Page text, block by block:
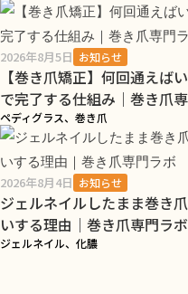
2026年8月5日 お知らせ
【巻き爪矯正】何回通えば
で完了する仕組み｜巻き爪
ペディグラス、巻き爪
2026年8月4日 お知らせ
ジェルネイルしたまま巻き
いする理由｜巻き爪専門ラボ
ジェルネイル、化膿